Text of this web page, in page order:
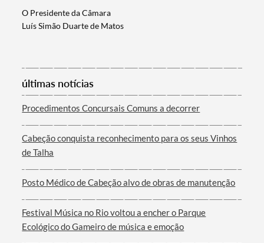
O Presidente da Câmara
Luís Simão Duarte de Matos
últimas notícias
Procedimentos Concursais Comuns a decorrer
Cabeção conquista reconhecimento para os seus Vinhos
de Talha
Posto Médico de Cabeção alvo de obras de manutenção
Festival Música no Rio voltou a encher o Parque
Ecológico do Gameiro de música e emoção